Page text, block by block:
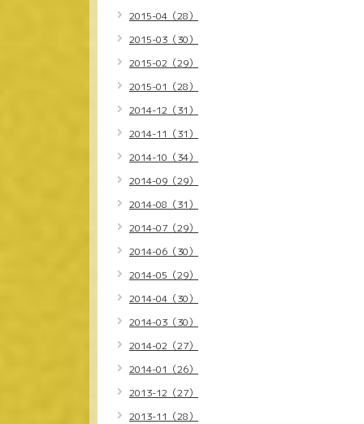
2015-04（28）
2015-03（30）
2015-02（29）
2015-01（28）
2014-12（31）
2014-11（31）
2014-10（34）
2014-09（29）
2014-08（31）
2014-07（29）
2014-06（30）
2014-05（29）
2014-04（30）
2014-03（30）
2014-02（27）
2014-01（26）
2013-12（27）
2013-11（28）